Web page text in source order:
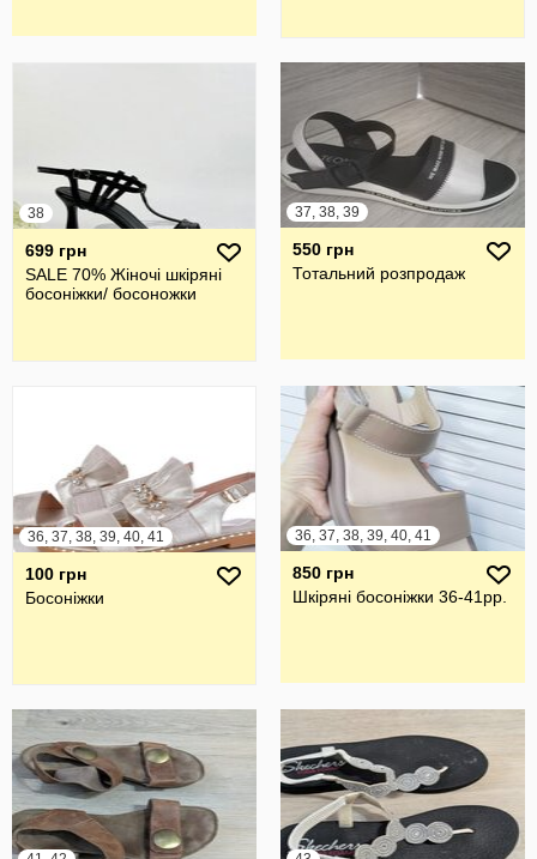
38
699 грн
SALE 70% Жіночі шкіряні
босоніжки/ босоножки
37, 38, 39
550 грн
Тотальний розпродаж
36, 37, 38, 39, 40, 41
100 грн
Босоніжки
36, 37, 38, 39, 40, 41
850 грн
Шкіряні босоніжки 36-41рр.